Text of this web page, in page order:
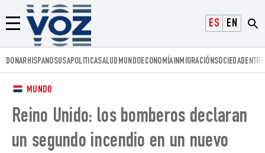
ESPAÑOLENGLISH
Menú
Voz.us
DONARHISPANOSUSAPOLITICASALUD MUNDOECONOMÍAINMIGRACIÓNSOCIEDAD
MUNDO
Reino Unido: los bomberos declaran
un segundo incendio en un nuevo